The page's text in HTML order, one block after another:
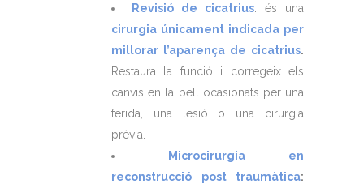
Revisió de cicatrius: és una
cirurgia únicament indicada per
millorar l’aparença de cicatrius.
Restaura la funció i corregeix els
canvis en la pell ocasionats per una
ferida, una lesió o una cirurgia
prèvia.
Microcirurgia en
reconstrucció post traumàtica: